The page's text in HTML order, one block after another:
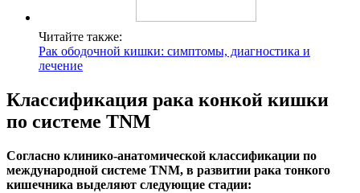
Читайте также:
Рак ободочной кишки: симптомы, диагностика и
лечение
Классификация рака конкой кишки
по системе TNM
Согласно клинико-анатомической классификации по
международной системе TNM, в развитии рака тонкого
кишечника выделяют следующие стадии: